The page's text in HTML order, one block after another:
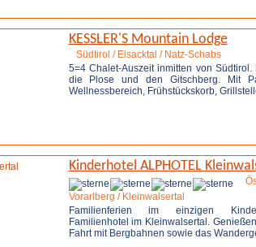
KESSLER'S Mountain Lodge
Südtirol / Eisacktal / Natz-Schabs
5=4 Chalet-Auszeit inmitten von Südtirol.
die Plose und den Gitschberg. Mit
Wellnessbereich, Frühstückskorb,
Kinderhotel ALPHOTEL
Vorarlberg / Kleinwalsertal
Familienferien im einzigen
Familienhotel im Kleinwalsertal.
Fahrt mit Bergbahnen sowie das